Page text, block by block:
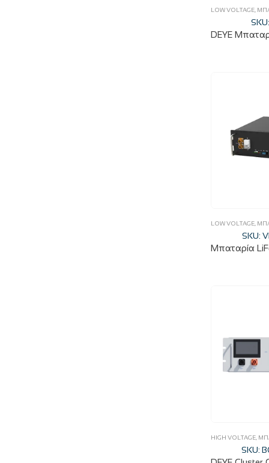
LOW VOLTAGE
LOW VOLTAGE,
SKU:
HIGH VOLTAGE
SKU: